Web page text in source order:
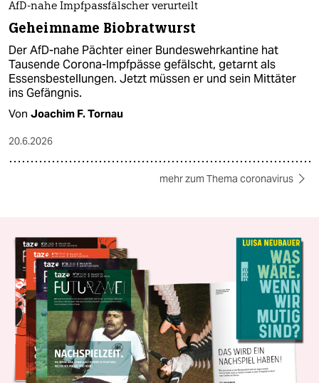
AfD-nahe Impfpassfälscher verurteilt
Geheimname Biobratwurst
Der AfD-nahe Pächter einer Bundeswehrkantine hat
Tausende Corona-Impfpässe gefälscht, getarnt als
Essensbestellungen. Jetzt müssen er und sein Mittäter
ins Gefängnis.
Von Joachim F. Tornau
20.6.2026
mehr zum Thema coronavirus